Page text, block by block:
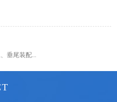
垂尾装配...